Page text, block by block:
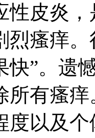
性皮炎
烈瘙痒
快”。遗
所有瘙
度以及